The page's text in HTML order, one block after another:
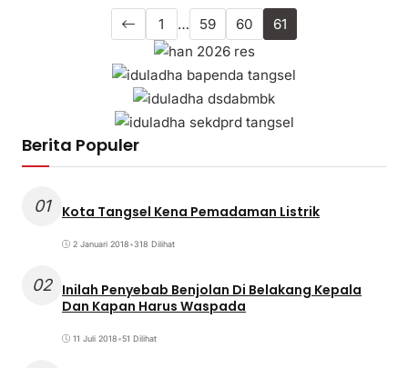
1 … 59 60 61
Berita Populer
01 Kota Tangsel Kena Pemadaman Listrik
2 Januari 2018•318 Dilihat
02 Inilah Penyebab Benjolan Di Belakang Kepala
Dan Kapan Harus Waspada
11 Juli 2018•51 Dilihat